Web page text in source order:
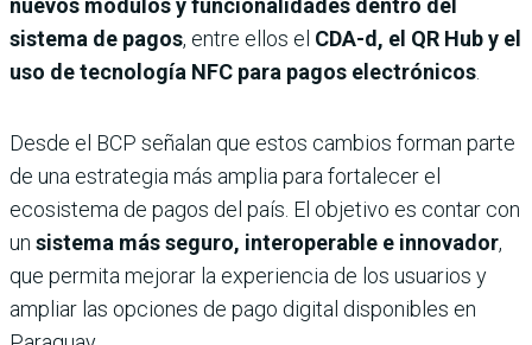
nuevos módulos y funcionalidades dentro del
sistema de pagos, entre ellos el CDA-d, el QR Hub y el
uso de tecnología NFC para pagos electrónicos.
Desde el BCP señalan que estos cambios forman parte
de una estrategia más amplia para fortalecer el
ecosistema de pagos del país. El objetivo es contar con
un sistema más seguro, interoperable e innovador,
que permita mejorar la experiencia de los usuarios y
ampliar las opciones de pago digital disponibles en